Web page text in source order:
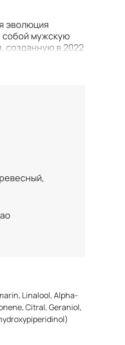
эволюция
собой мужскую
созданную в 2022
необычными
сочетанием
дерзкое
композиции
звучание
с пряной
долгоиграющий и
Linalool, Alpha-
Citral, Geraniol,